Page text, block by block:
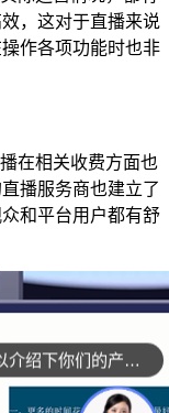
，这对于直播来说
作各项功能时也非
在相关收费方面也
播服务商也建立了
和平台用户都有舒
可以介绍下你们的产品么？